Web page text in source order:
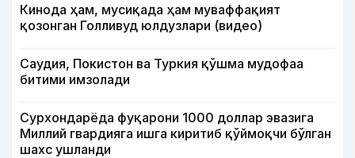
Кинода ҳам, мусиқада ҳам муваффақият
қозонган Голливуд юлдузлари (видео)
Саудия, Покистон ва Туркия қўшма мудофаа
битими имзолади
Сурхондарёда фуқарони 1000 доллар эвазига
Миллий гвардияга ишга киритиб қўймоқчи бўлган
шахс ушланди